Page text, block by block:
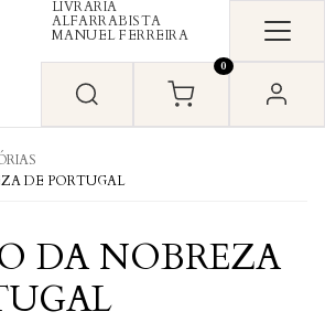
LIVRARIA
ALFARRABISTA
MANUEL FERREIRA
0
DE PORTUGAL
DA NOBREZA